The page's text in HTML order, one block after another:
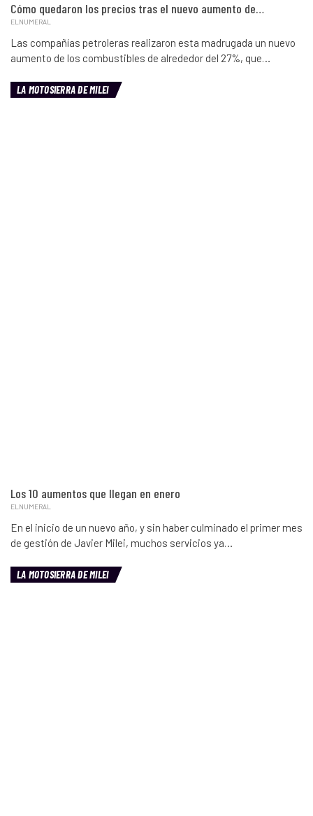
Cómo quedaron los precios tras el nuevo aumento de…
ELNUMERAL
Las compañías petroleras realizaron esta madrugada un nuevo
aumento de los combustibles de alrededor del 27%, que…
LA MOTOSIERRA DE MILEI
Los 10 aumentos que llegan en enero
ELNUMERAL
En el inicio de un nuevo año, y sin haber culminado el primer mes
de gestión de Javier Milei, muchos servicios ya…
LA MOTOSIERRA DE MILEI